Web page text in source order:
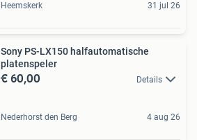
Heemskerk 31 jul 26
Sony PS-LX150 halfautomatische
platenspeler
€ 60,00 Details
Nederhorst den Berg 4 aug 26